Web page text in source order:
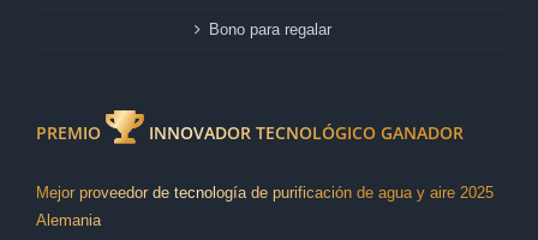
Bono para regalar
PREMIO INNOVADOR TECNOLÓGICO GANADOR
Mejor proveedor de tecnología de purificación de agua y aire 2025
Alemania